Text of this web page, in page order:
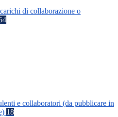
di collaborazione o
e collaboratori (da pubblicare in
18